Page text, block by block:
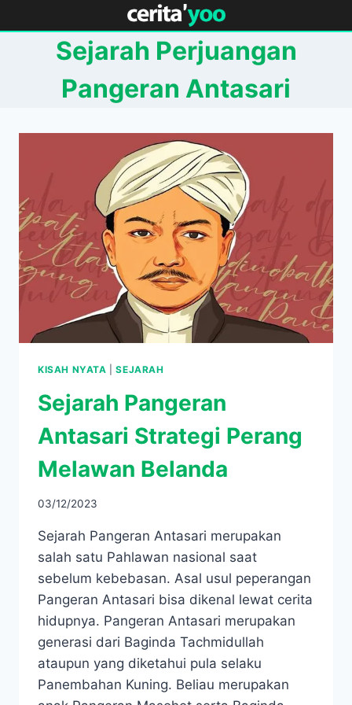
to
Sejarah Perjuangan
Pangeran Antasari
KISAH NYATA |SEJARAH
Sejarah Pangeran
Antasari Strategi Perang
Melawan Belanda
03/12/2023
Sejarah Pangeran Antasari merupakan
salah satu Pahlawan nasional saat
sebelum kebebasan. Asal usul peperangan
Pangeran Antasari bisa dikenal lewat cerita
hidupnya. Pangeran Antasari merupakan
generasi dari Baginda Tachmidullah
ataupun yang diketahui pula selaku
Panembahan Kuning. Beliau merupakan